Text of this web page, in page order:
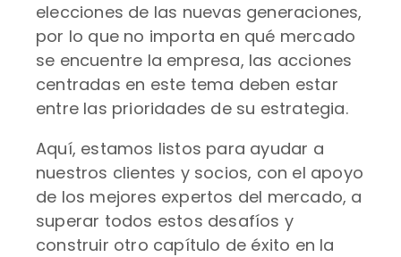
elecciones de las nuevas generaciones,
por lo que no importa en qué mercado
se encuentre la empresa, las acciones
centradas en este tema deben estar
entre las prioridades de su estrategia.
Aquí, estamos listos para ayudar a
nuestros clientes y socios, con el apoyo
de los mejores expertos del mercado, a
superar todos estos desafíos y
construir otro capítulo de éxito en la